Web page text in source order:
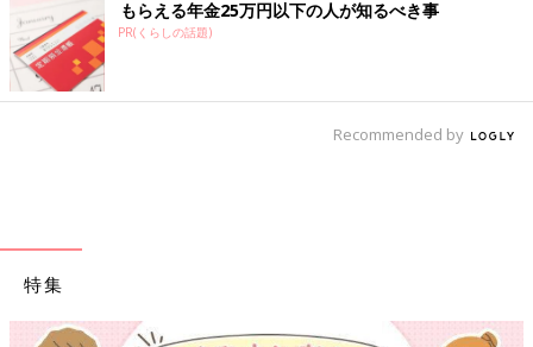
もらえる年金25万円以下の人が知るべき事
PR(くらしの話題)
Recommended by
特集